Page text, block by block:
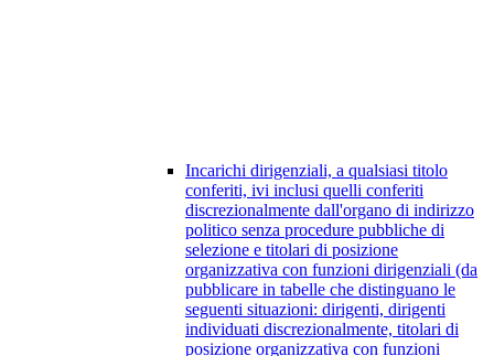
Incarichi dirigenziali, a qualsiasi titolo
conferiti, ivi inclusi quelli conferiti
discrezionalmente dall'organo di indirizzo
politico senza procedure pubbliche di
selezione e titolari di posizione
organizzativa con funzioni dirigenziali (da
pubblicare in tabelle che distinguano le
seguenti situazioni: dirigenti, dirigenti
individuati discrezionalmente, titolari di
posizione organizzativa con funzioni